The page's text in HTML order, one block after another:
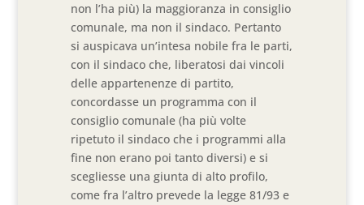
non l’ha più) la maggioranza in consiglio
comunale, ma non il sindaco. Pertanto
si auspicava un’intesa nobile fra le parti,
con il sindaco che, liberatosi dai vincoli
delle appartenenze di partito,
concordasse un programma con il
consiglio comunale (ha più volte
ripetuto il sindaco che i programmi alla
fine non erano poi tanto diversi) e si
scegliesse una giunta di alto profilo,
come fra l’altro prevede la legge 81/93 e